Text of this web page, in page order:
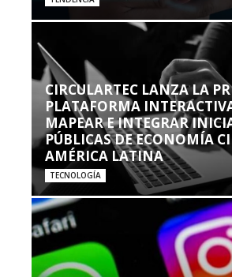
CIRCULARTEC LANZA LA
PLATAFORMA
MAPEAR E INTEGRAR
PÚBLICAS DE ECONOMÍA
AMÉRICA LATINA
TECNOLOGÍA